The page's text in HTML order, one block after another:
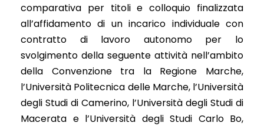
comparativa per titoli e colloquio finalizzata
all’affidamento di un incarico individuale con
contratto di lavoro autonomo per lo
svolgimento della seguente attività nell’ambito
della Convenzione tra la Regione Marche,
l’Università Politecnica delle Marche, l’Università
degli Studi di Camerino, l’Università degli Studi di
Macerata e l’Università degli Studi Carlo Bo,